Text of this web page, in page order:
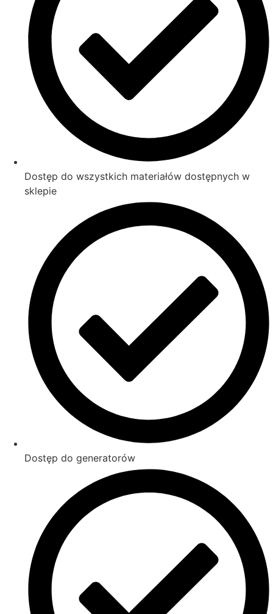
Dostęp do wszystkich materiałów dostępnych w
sklepie
Dostęp do generatorów